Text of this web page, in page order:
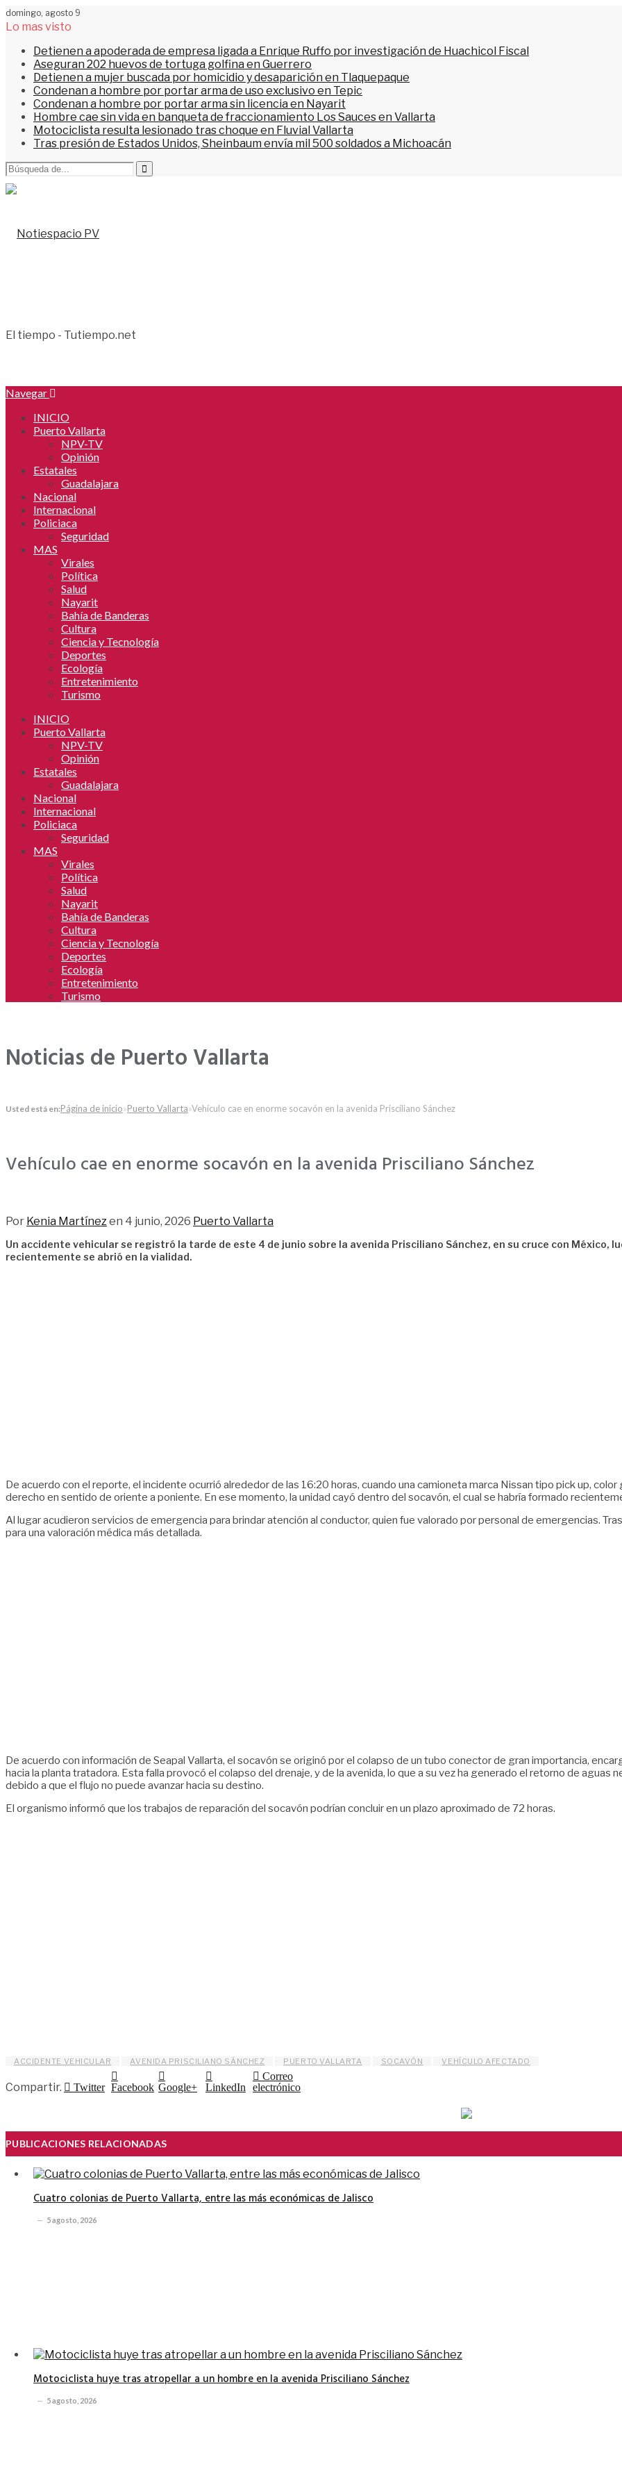
domingo, agosto 9
Lo mas visto
Detienen a apoderada de empresa ligada a Enrique Ruffo por investigación de Huachicol Fiscal
Aseguran 202 huevos de tortuga golfina en Guerrero
Detienen a mujer buscada por homicidio y desaparición en Tlaquepaque
Condenan a hombre por portar arma de uso exclusivo en Tepic
Condenan a hombre por portar arma sin licencia en Nayarit
Hombre cae sin vida en banqueta de fraccionamiento Los Sauces en Vallarta
Motociclista resulta lesionado tras choque en Fluvial Vallarta
Tras presión de Estados Unidos, Sheinbaum envía mil 500 soldados a Michoacán
El tiempo - Tutiempo.net
Navegar
INICIO
Puerto Vallarta
NPV-TV
Opinión
Estatales
Guadalajara
Nacional
Internacional
Policiaca
Seguridad
MAS
Virales
Política
Salud
Nayarit
Bahía de Banderas
Cultura
Ciencia y Tecnología
Deportes
Ecología
Entretenimiento
Turismo
INICIO
Puerto Vallarta
NPV-TV
Opinión
Estatales
Guadalajara
Nacional
Internacional
Policiaca
Seguridad
MAS
Virales
Política
Salud
Nayarit
Bahía de Banderas
Cultura
Ciencia y Tecnología
Deportes
Ecología
Entretenimiento
Turismo
Noticias de Puerto Vallarta
Usted está en:Página de inicio»Puerto Vallarta»Vehículo cae en enorme socavón en la avenida Prisciliano Sánchez
Vehículo cae en enorme socavón en la avenida Prisciliano Sánchez
Por Kenia Martínezen 4 junio, 2026 Puerto Vallarta
Un accidente vehicular se registró la tarde de este 4 de junio sobre la avenida Prisciliano Sánchez, en su cruce con México,
recientemente se abrió en la vialidad.
De acuerdo con el reporte, el incidente ocurrió alrededor de las 16:20 horas, cuando una camioneta marca Nissan tipo pick up,
derecho en sentido de oriente a poniente. En ese momento, la unidad cayó dentro del socavón, el cual se habría formado
Al lugar acudieron servicios de emergencia para brindar atención al conductor, quien fue valorado por personal de emergencias.
para una valoración médica más detallada.
De acuerdo con información de Seapal Vallarta, el socavón se originó por el colapso de un tubo conector de gran importancia,
hacia la planta tratadora. Esta falla provocó el colapso del drenaje, y de la avenida, lo que a su vez ha generado el retorno de aguas
debido a que el flujo no puede avanzar hacia su destino.
El organismo informó que los trabajos de reparación del socavón podrían concluir en un plazo aproximado de 72 horas.
ACCIDENTE VEHICULAR AVENIDA PRISCILIANO SÁNCHEZ PUERTO VALLARTA SOCAVÓN VEHÍCULO AFECTADO
Compartir. Twitter Facebook Google+ LinkedIn
Correo
electrónico
PUBLICACIONES RELACIONADAS
Cuatro colonias de Puerto Vallarta, entre las más económicas de Jalisco
5 agosto, 2026
Motociclista huye tras atropellar a un hombre en la avenida Prisciliano Sánchez
5 agosto, 2026